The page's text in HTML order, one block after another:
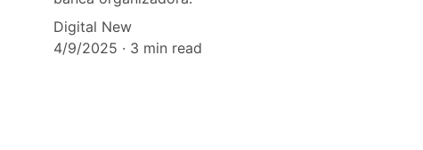
Digital New
4/9/2025
3 min read